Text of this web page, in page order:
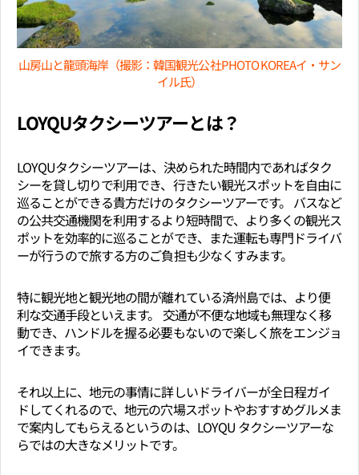
山房山と龍頭海岸（撮影：韓国観光公社PHOTO KOREAイ・サン
イル氏）
LOYQUタクシーツアーとは？
LOYQUタクシーツアーは、決められた時間内であればタク
シーを貸し切りで利用でき、行きたい観光スポットを自由に
巡ることができる貴方だけのタクシーツアーです。 バスなど
の公共交通機関を利用するより短時間で、より多くの観光ス
ポットを効率的に巡ることができ、また運転も専門ドライバ
ーが行うので旅する方のご負担も少なくすみます。
特に観光地と観光地の間が離れている済州島では、より便
利な交通手段といえます。 交通が不便な地域も無理なく移
動でき、ハンドルを握る必要もないので楽しく旅をエンジョ
イできます。
それ以上に、地元の事情に詳しいドライバーが全日程ガイ
ドしてくれるので、地元の穴場スポットやおすすめグルメま
で案内してもらえるというのは、LOYQU タクシーツアーな
らではの大きなメリットです。